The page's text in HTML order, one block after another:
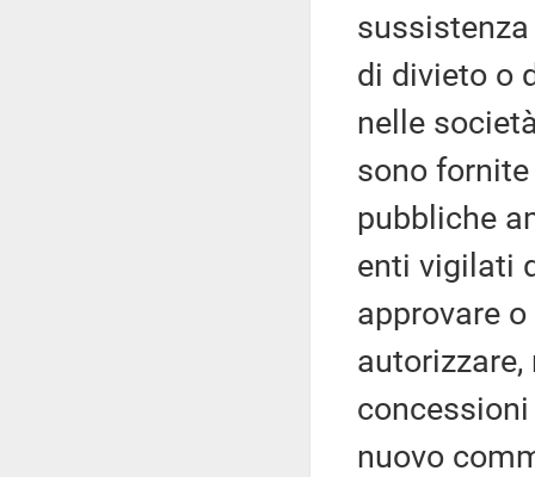
di divieto o
nelle
sono
pubbliche
enti vigilati
approvare
nuovo